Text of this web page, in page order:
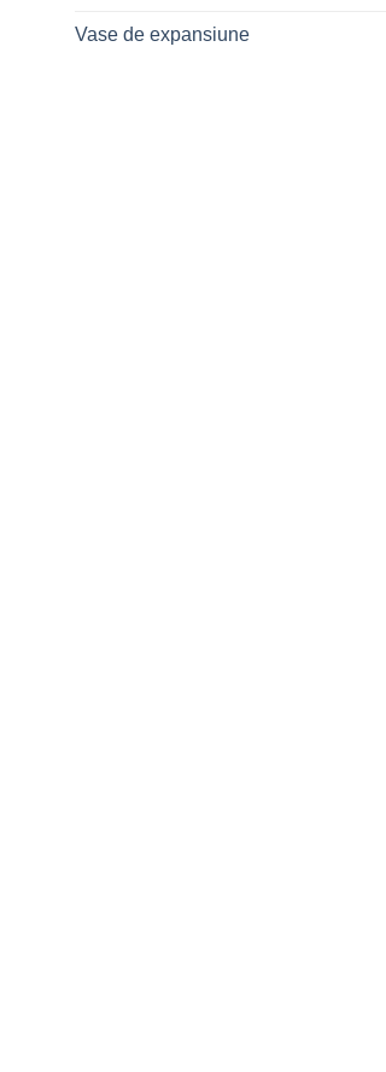
Vase de expansiune